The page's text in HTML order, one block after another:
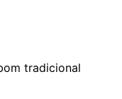
tradicional